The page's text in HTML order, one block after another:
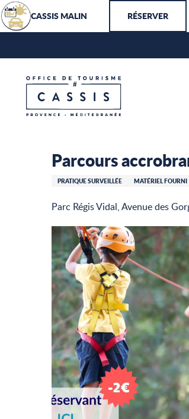
Aller
au
contenu
CASSIS MALIN RÉSERVER
Accueil – Je prépare
Parcours
PRATIQUE SURVEILLÉE MATÉRIEL FOURNI
Parc Régis Vidal, Avenue des